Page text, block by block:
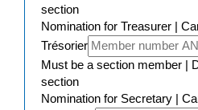
section
Nomination for Treasurer |
Trésorier
Must be a section member |
section
Nomination for Secretary |